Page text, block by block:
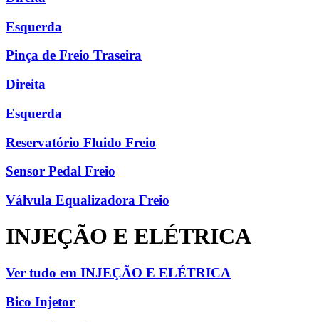
Esquerda
Pinça de Freio Traseira
Direita
Esquerda
Reservatório Fluido Freio
Sensor Pedal Freio
Válvula Equalizadora Freio
INJEÇÃO E ELÉTRICA
Ver tudo em INJEÇÃO E ELÉTRICA
Bico Injetor